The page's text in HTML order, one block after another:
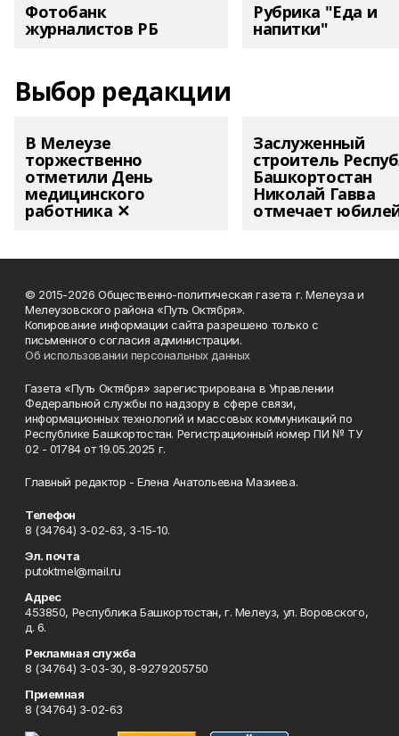
Фотобанк
журналистов РБ
Рубрика "Еда и
напитки"
Выбор редакции
В Мелеузе
торжественно
отметили День
медицинского
работника ✕
Заслуженный
строитель
Башкортостан
Николай Гавва
отмечает
© 2015-2026 Общественно-политическая газета г. Мелеуза и
Мелеузовского района «Путь Октября».
Копирование информации сайта разрешено только с
письменного согласия администрации.
Об использовании персональных данных
Газета «Путь Октября» зарегистрирована в Управлении
Федеральной службы по надзору в сфере связи,
информационных технологий и массовых коммуникаций по
Республике Башкортостан. Регистрационный номер ПИ № ТУ
02 - 01784 от 19.05.2025 г.
Главный редактор - Елена Анатольевна Мазиева.
Телефон
8 (34764) 3-02-63, 3-15-10.
Эл. почта
putoktmel@mail.ru
Адрес
453850, Республика Башкортостан, г. Мелеуз, ул. Воровского,
д. 6.
Рекламная служба
8 (34764) 3-03-30, 8-9279205750
Приемная
8 (34764) 3-02-63